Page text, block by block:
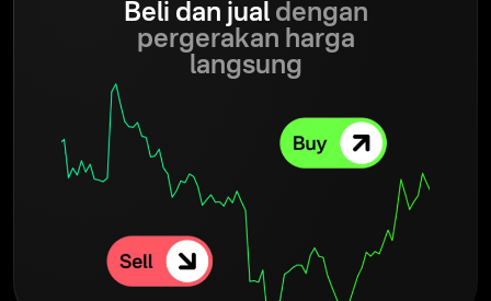
Beli dan jualdengan
pergerakan harga
langsung